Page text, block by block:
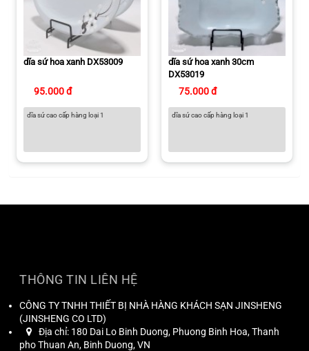
dĩa sứ hoa xanh DX53009
95.000 đ
dĩa sứ cao cấp hàng loại 1
dĩa sứ hoa xanh 30cm
DX53019
75.000 đ
dĩa sứ cao cấp hàng loại 1
THÔNG TIN LIÊN HỆ
CÔNG TY TNHH THIẾT BỊ NHÀ HÀNG KHÁCH SẠN JINSHENG
(JINSHENG CO LTD)
Địa chỉ: 180 Dai Lo Binh Duong, Phuong Binh Hoa, Thanh
pho Thuan An, Binh Duong, VN